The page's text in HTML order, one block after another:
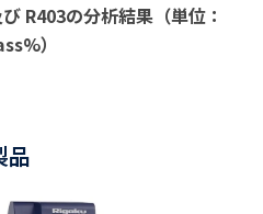
R403の分析結果（単位：
）
品